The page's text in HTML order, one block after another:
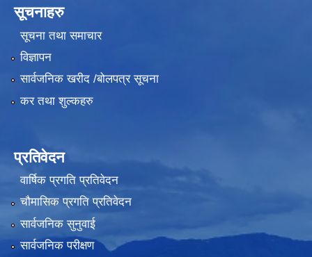
सूचनाहरु
सूचना तथा समाचार
विज्ञापन
सार्वजनिक खरीद /बोलपत्र सूचना
कर तथा शुल्कहरु
प्रतिवेदन
वार्षिक प्रगति प्रतिवेदन
चौमासिक प्रगति प्रतिवेदन
सार्वजनिक सुनुवाई
सार्वजनिक परीक्षण